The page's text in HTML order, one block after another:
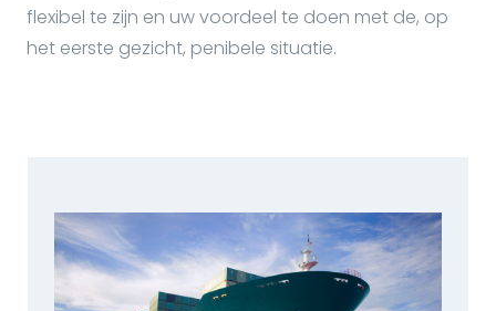
flexibel te zijn en uw voordeel te doen met de, op
het eerste gezicht, penibele situatie.